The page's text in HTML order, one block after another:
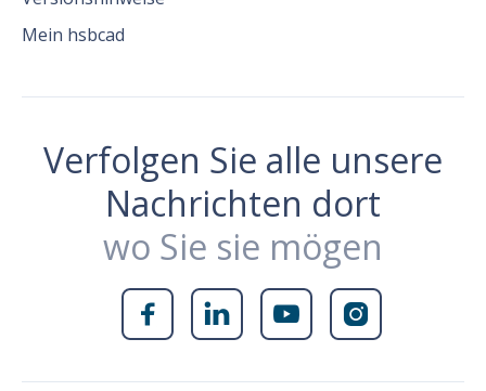
Mein hsbcad
Verfolgen Sie alle unsere
Nachrichten dort
wo Sie sie mögen
   